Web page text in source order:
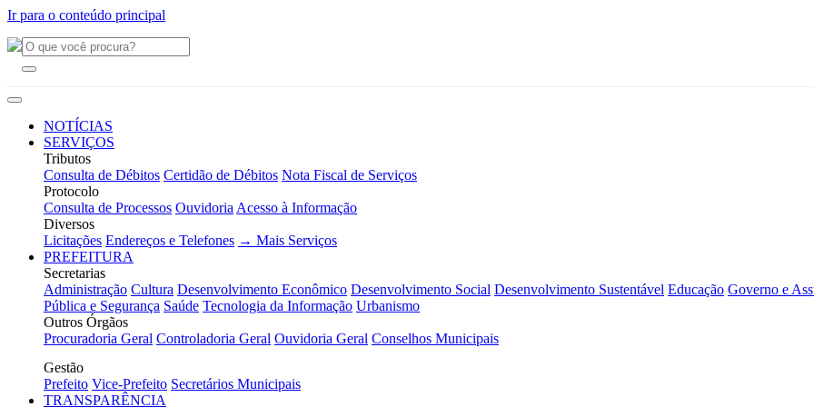
Ir para o conteúdo principal
NOTÍCIAS
SERVIÇOS
Tributos
Consulta de Débitos Certidão de Débitos Nota Fiscal de Serviços
Protocolo
Consulta de Processos Ouvidoria Acesso à Informação
Diversos
Licitações Endereços e Telefones → Mais Serviços
PREFEITURA
Secretarias
Administração Cultura Desenvolvimento Econômico Desenvolvimento Social Desenvolvimento Sustentável Educação Governo e
Pública e Segurança Saúde Tecnologia da Informação Urbanismo
Outros Órgãos
Procuradoria Geral Controladoria Geral Ouvidoria Geral Conselhos Municipais
Gestão
Prefeito Vice-Prefeito Secretários Municipais
TRANSPARÊNCIA